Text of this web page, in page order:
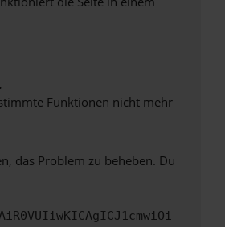
Funktionen nicht mehr
das Problem zu beheben. Du